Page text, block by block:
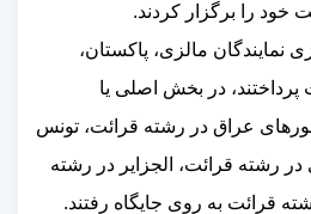
خود را برگزار کردند.
نمایندگان مالزی، پاکستان،
پرداختند، در بخش اصلی یا
عراق در رشته قرائت، تونس
رشته قرائت، الجزایر در رشته
قرائت به روی جایگاه رفتند.